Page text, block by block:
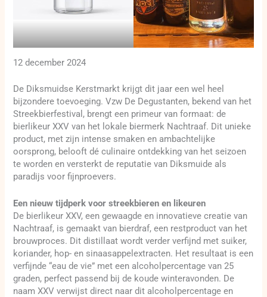
12 december 2024
De Diksmuidse Kerstmarkt krijgt dit jaar een wel heel
bijzondere toevoeging. Vzw De Degustanten, bekend van het
Streekbierfestival, brengt een primeur van formaat: de
bierlikeur XXV van het lokale biermerk Nachtraaf. Dit unieke
product, met zijn intense smaken en ambachtelijke
oorsprong, belooft dé culinaire ontdekking van het seizoen
te worden en versterkt de reputatie van Diksmuide als
paradijs voor fijnproevers.
Een nieuw tijdperk voor streekbieren en likeuren
De bierlikeur XXV, een gewaagde en innovatieve creatie van
Nachtraaf, is gemaakt van bierdraf, een restproduct van het
brouwproces. Dit distillaat wordt verder verfijnd met suiker,
koriander, hop- en sinaasappelextracten. Het resultaat is een
verfijnde “eau de vie” met een alcoholpercentage van 25
graden, perfect passend bij de koude winteravonden. De
naam XXV verwijst direct naar dit alcoholpercentage en